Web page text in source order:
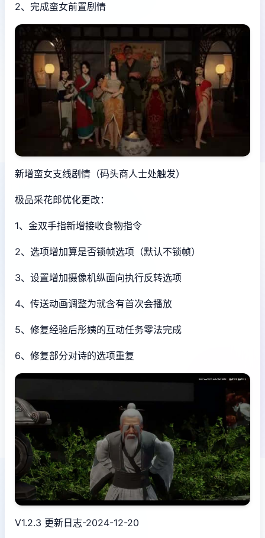
2、完成蛮女前置剧情
新增蛮女支线剧情（码头商人士处触发）
极品采花郎优化更改：
1、金双手指新增接收食物指令
2、选项增加算是否锁帧选项（默认不锁帧）
3、设置增加摄像机纵面向执行反转选项
4、传送动画调整为就含有首次会播放
5、修复经验后彤姨的互动任务零法完成
6、修复部分对诗的选项重复
V1.2.3 更新日志-2024-12-20